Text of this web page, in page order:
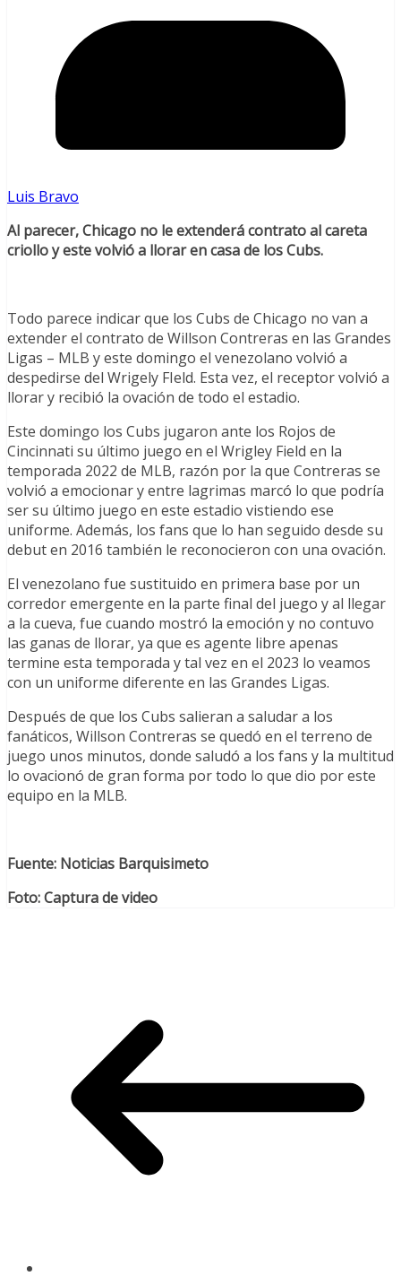
Luis Bravo
Al parecer, Chicago no le extenderá contrato al careta
criollo y este volvió a llorar en casa de los Cubs.
Todo parece indicar que los Cubs de Chicago no van a
extender el contrato de Willson Contreras en las Grandes
Ligas – MLB y este domingo el venezolano volvió a
despedirse del Wrigely FIeld. Esta vez, el receptor volvió a
llorar y recibió la ovación de todo el estadio.
Este domingo los Cubs jugaron ante los Rojos de
Cincinnati su último juego en el Wrigley Field en la
temporada 2022 de MLB, razón por la que Contreras se
volvió a emocionar y entre lagrimas marcó lo que podría
ser su último juego en este estadio vistiendo ese
uniforme. Además, los fans que lo han seguido desde su
debut en 2016 también le reconocieron con una ovación.
El venezolano fue sustituido en primera base por un
corredor emergente en la parte final del juego y al llegar
a la cueva, fue cuando mostró la emoción y no contuvo
las ganas de llorar, ya que es agente libre apenas
termine esta temporada y tal vez en el 2023 lo veamos
con un uniforme diferente en las Grandes Ligas.
Después de que los Cubs salieran a saludar a los
fanáticos, Willson Contreras se quedó en el terreno de
juego unos minutos, donde saludó a los fans y la multitud
lo ovacionó de gran forma por todo lo que dio por este
equipo en la MLB.
Fuente: Noticias Barquisimeto
Foto: Captura de video